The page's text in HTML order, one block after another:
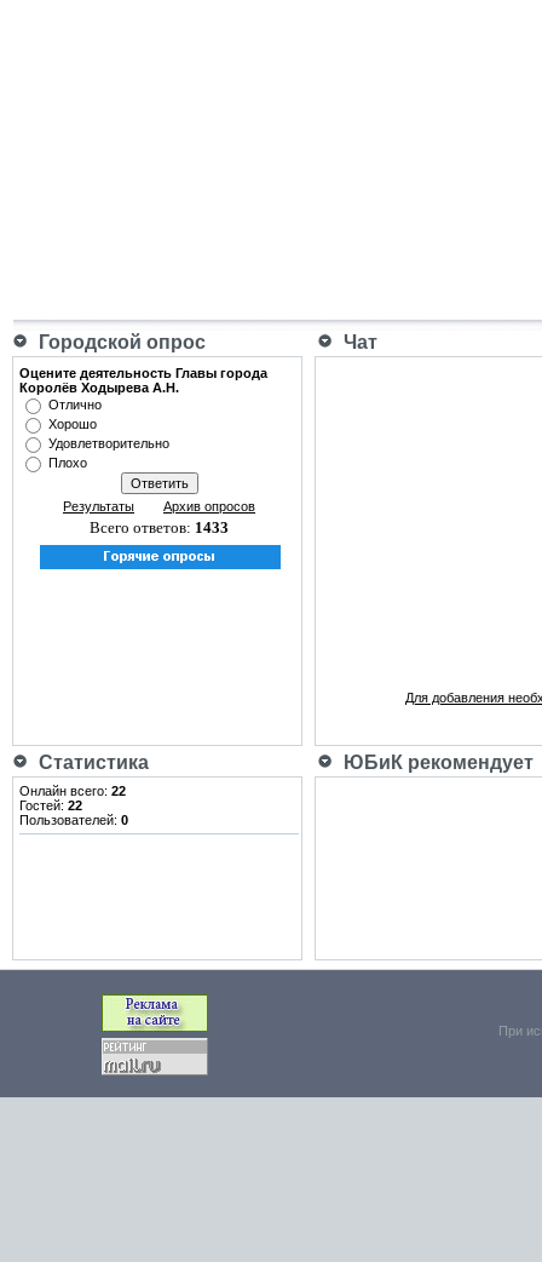
Городской опрос Чат
Оцените деятельность Главы города
Королёв Ходырева А.Н.
Отлично
Хорошо
Удовлетворительно
Плохо
Результаты Архив опросов
Всего ответов: 1433
Для добавления
Статистика ЮБиК рекомендует
Онлайн всего: 22
Гостей: 22
Пользователей: 0
При